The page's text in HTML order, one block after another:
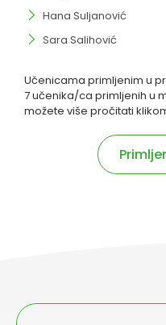
Hana Suljanović
Sara Salihović
Učenicama primljenim u
7 učenika/ca primljenih u
možete više pročitati